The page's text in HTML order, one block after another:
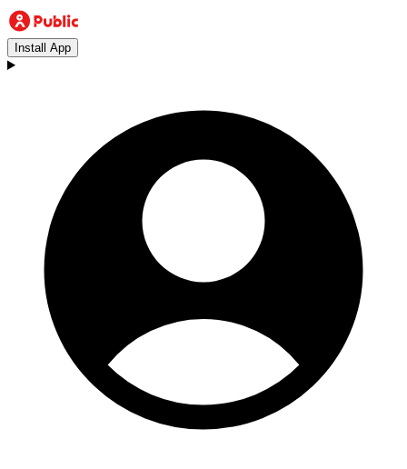
Install App